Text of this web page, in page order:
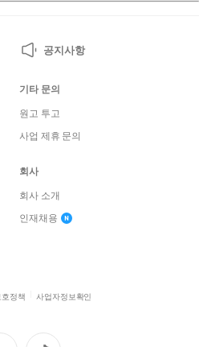
공지사항
기타 문의
원고 투고
사업 제휴 문의
회사
회사 소개
인재채용
호정책 사업자정보확인